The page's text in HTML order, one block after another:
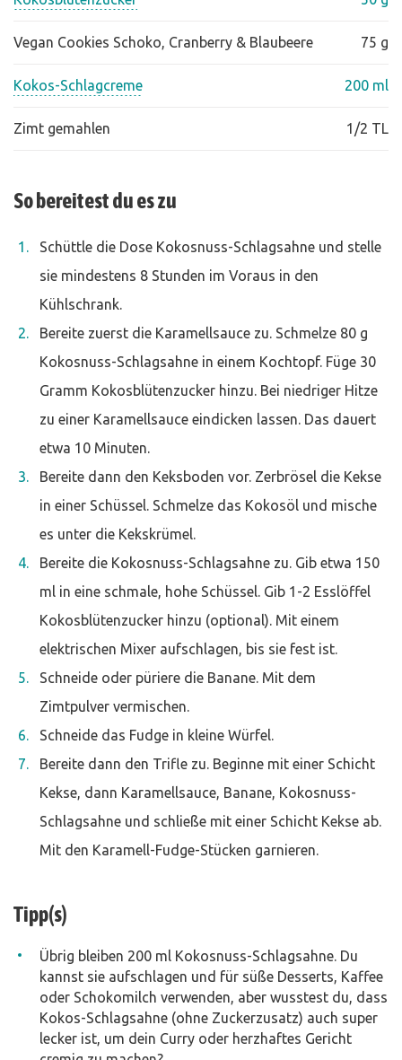
Vegan Cookies Schoko, Cranberry & Blaubeere 75 g
Kokos-Schlagcreme 200 ml
Zimt gemahlen 1/2 TL
So bereitest du es zu
Schüttle die Dose Kokosnuss-Schlagsahne und stelle
sie mindestens 8 Stunden im Voraus in den
Kühlschrank.
Bereite zuerst die Karamellsauce zu. Schmelze 80 g
Kokosnuss-Schlagsahne in einem Kochtopf. Füge 30
Gramm Kokosblütenzucker hinzu. Bei niedriger Hitze
zu einer Karamellsauce eindicken lassen. Das dauert
etwa 10 Minuten.
Bereite dann den Keksboden vor. Zerbrösel die Kekse
in einer Schüssel. Schmelze das Kokosöl und mische
es unter die Kekskrümel.
Bereite die Kokosnuss-Schlagsahne zu. Gib etwa 150
ml in eine schmale, hohe Schüssel. Gib 1-2 Esslöffel
Kokosblütenzucker hinzu (optional). Mit einem
elektrischen Mixer aufschlagen, bis sie fest ist.
Schneide oder püriere die Banane. Mit dem
Zimtpulver vermischen.
Schneide das Fudge in kleine Würfel.
Bereite dann den Trifle zu. Beginne mit einer Schicht
Kekse, dann Karamellsauce, Banane, Kokosnuss-
Schlagsahne und schließe mit einer Schicht Kekse ab.
Mit den Karamell-Fudge-Stücken garnieren.
Tipp(s)
Übrig bleiben 200 ml Kokosnuss-Schlagsahne. Du
kannst sie aufschlagen und für süße Desserts, Kaffee
oder Schokomilch verwenden, aber wusstest du, dass
Kokos-Schlagsahne (ohne Zuckerzusatz) auch super
lecker ist, um dein Curry oder herzhaftes Gericht